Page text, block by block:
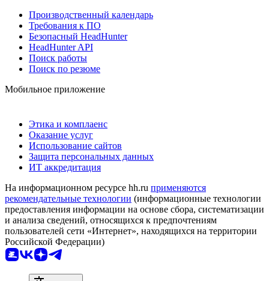
Производственный календарь
Требования к ПО
Безопасный HeadHunter
HeadHunter API
Поиск работы
Поиск по резюме
Мобильное приложение
Этика и комплаенс
Оказание услуг
Использование сайтов
Защита персональных данных
ИТ аккредитация
На информационном ресурсе hh.ru применяются
рекомендательные технологии (информационные технологии
предоставления информации на основе сбора, систематизации
и анализа сведений, относящихся к предпочтениям
пользователей сети «Интернет», находящихся на территории
Российской Федерации)